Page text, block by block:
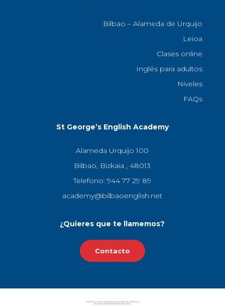
Bilbao – Alameda de Urquijo
Leioa
Clases online
Inglés para adultos
Niveles
FAQs
St George’s English Academy
Alameda Urquijo 100
Bilbao, Bizkaia , 48013
Telefono: 944 77 29 89
academy@bilbaoenglish.net
¿Quieres que te llamemos?
Contacto